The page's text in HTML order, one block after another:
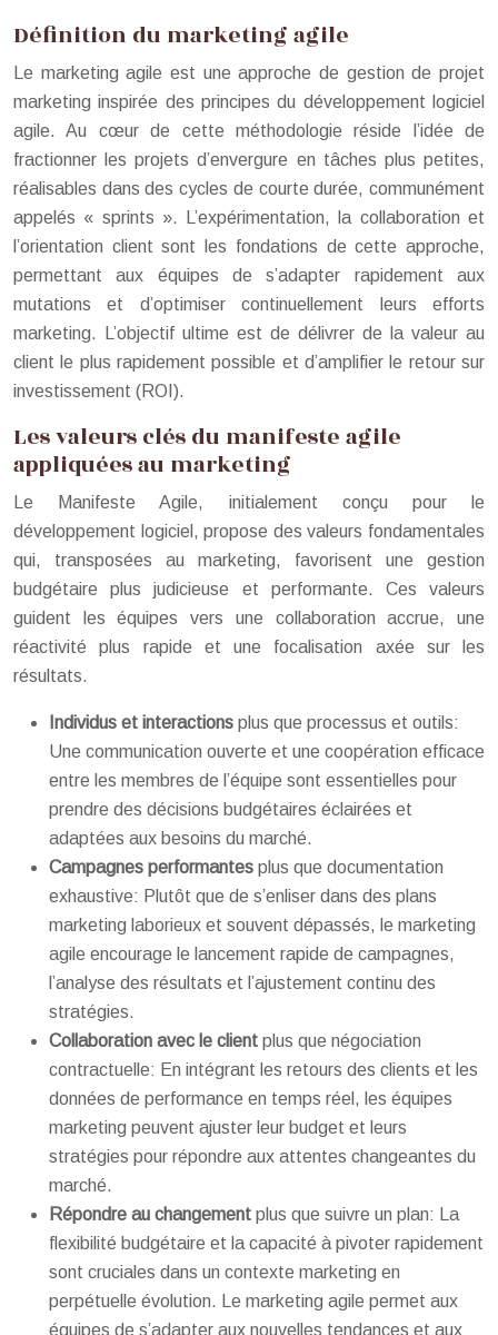
Définition du marketing agile
Le marketing agile est une approche de gestion de projet
marketing inspirée des principes du développement logiciel
agile. Au cœur de cette méthodologie réside l’idée de
fractionner les projets d’envergure en tâches plus petites,
réalisables dans des cycles de courte durée, communément
appelés « sprints ». L’expérimentation, la collaboration et
l’orientation client sont les fondations de cette approche,
permettant aux équipes de s’adapter rapidement aux
mutations et d’optimiser continuellement leurs efforts
marketing. L’objectif ultime est de délivrer de la valeur au
client le plus rapidement possible et d’amplifier le retour sur
investissement (ROI).
Les valeurs clés du manifeste agile
appliquées au marketing
Le Manifeste Agile, initialement conçu pour le
développement logiciel, propose des valeurs fondamentales
qui, transposées au marketing, favorisent une gestion
budgétaire plus judicieuse et performante. Ces valeurs
guident les équipes vers une collaboration accrue, une
réactivité plus rapide et une focalisation axée sur les
résultats.
Individus et interactions plus que processus et outils:
Une communication ouverte et une coopération efficace
entre les membres de l’équipe sont essentielles pour
prendre des décisions budgétaires éclairées et
adaptées aux besoins du marché.
Campagnes performantes plus que documentation
exhaustive: Plutôt que de s’enliser dans des plans
marketing laborieux et souvent dépassés, le marketing
agile encourage le lancement rapide de campagnes,
l’analyse des résultats et l’ajustement continu des
stratégies.
Collaboration avec le client plus que négociation
contractuelle: En intégrant les retours des clients et les
données de performance en temps réel, les équipes
marketing peuvent ajuster leur budget et leurs
stratégies pour répondre aux attentes changeantes du
marché.
Répondre au changement plus que suivre un plan: La
flexibilité budgétaire et la capacité à pivoter rapidement
sont cruciales dans un contexte marketing en
perpétuelle évolution. Le marketing agile permet aux
équipes de s’adapter aux nouvelles tendances et aux